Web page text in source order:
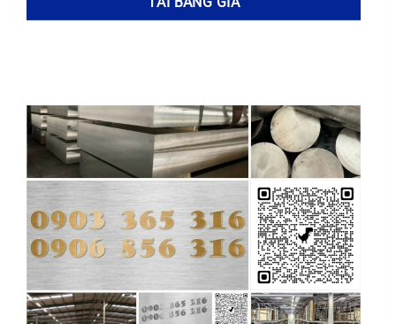
Tạo bề mặt sáng bóng, mịn
màng.
Điện hóa:Tạo lớp phủ bảo vệ, tăng độ bền
và khả năng chống ăn mòn.
Phun cát:Tạo bề mặt nhám, tăng độ bám
dính cho lớp phủ.
Việc lựa chọn phương pháp xử lý bề mặt phù
hợp phụ thuộc vào ứng dụng cụ thể của sản
phẩm. Ví dụ, trong ngành công nghiệp thực
phẩm và dược phẩm,thép STS317thường được
đánh bóng để đảm bảo vệ sinh và dễ dàng làm